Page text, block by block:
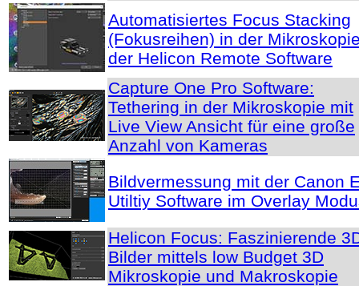
Automatisiertes Focus Stacking
(Fokusreihen) in der
der Helicon Remote Software
Capture One Pro Software:
Tethering in der Mikroskopie mit
Live View Ansicht für eine große
Anzahl von Kameras
Bildvermessung mit der Canon
Utiltiy Software im Overlay
Helicon Focus: Faszinierende
Bilder mittels low Budget 3D
Mikroskopie und Makroskopie